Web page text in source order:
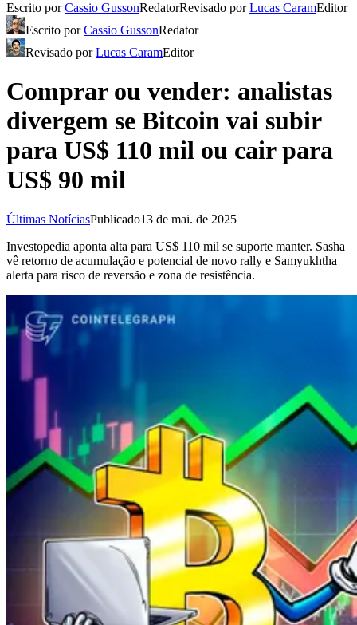
Escrito porCassio GussonRedatorRevisado porLucas CaramEditor
Escrito porCassio GussonRedator
Revisado porLucas CaramEditor
Comprar ou vender: analistas
divergem se Bitcoin vai subir
para US$ 110 mil ou cair para
US$ 90 mil
Últimas NotíciasPublicado13 de mai. de 2025
Investopedia aponta alta para US$ 110 mil se suporte manter. Sasha
vê retorno de acumulação e potencial de novo rally e Samyukhtha
alerta para risco de reversão e zona de resistência.